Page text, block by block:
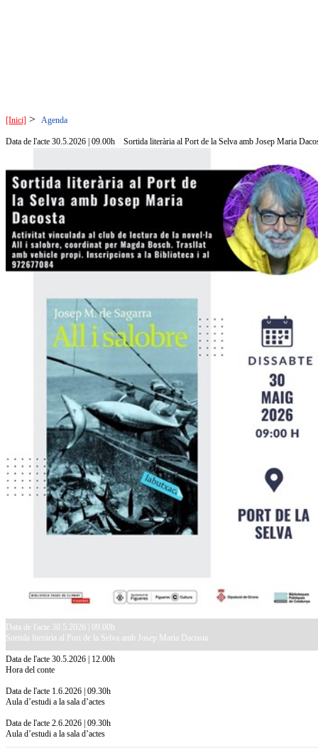
[Inici] > Agenda
Data de l'acte 30.5.2026 | 09.00h Sortida literària al Port de la Selva amb Josep Maria
Data de l'acte 30.5.2026 | 09.00h
Sortida literària al Port de la Selva amb Josep Maria Dacosta
Data de l'acte 30.5.2026 | 12.00h
Hora del conte
Data de l'acte 1.6.2026 | 09.30h
Aula d’estudi a la sala d’actes
Data de l'acte 2.6.2026 | 09.30h
Aula d’estudi a la sala d’actes